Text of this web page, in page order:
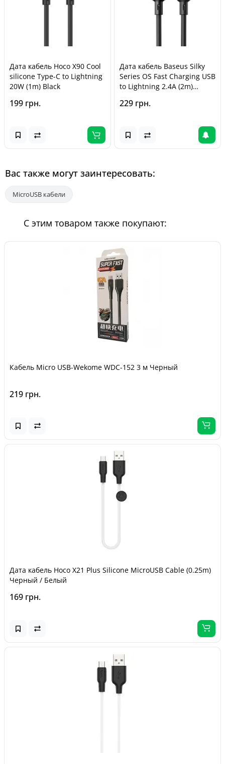
Дата кабель Hoco X90 Cool
silicone Type-C to Lightning
20W (1m) Black
199 грн.
Дата кабель Baseus Silky
Series OS Fast Charging USB
to Lightning 2.4A (2m)
229 грн.
Вас также могут заинтересовать:
MicroUSB кабели
С этим товаром также покупают:
Кабель Micro USB-Wekome WDC-152 3 м Черный
219 грн.
Дата кабель Hoco X21 Plus Silicone MicroUSB Cable (0.25m)
Черный / Белый
169 грн.